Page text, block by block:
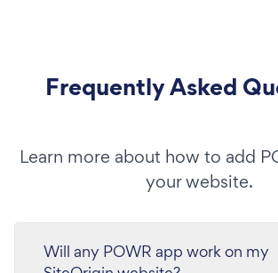
Frequently Asked
Learn more about how to add
your website.
Will any POWR app work on my